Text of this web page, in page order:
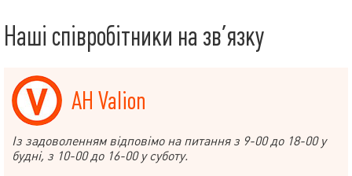
Наші співробітники на зв’язку
АН Valion
Із задоволенням відповімо на питання з 9-00 до 18-00 у
будні, з 10-00 до 16-00 у суботу.